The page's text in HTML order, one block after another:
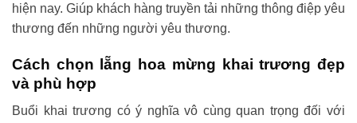
hiện nay. Giúp khách hàng truyền tải những thông điệp yêu
thương đến những người yêu thương.
Cách chọn lẵng hoa mừng khai trương đẹp
và phù hợp
Buổi khai trương có ý nghĩa vô cùng quan trọng đối với